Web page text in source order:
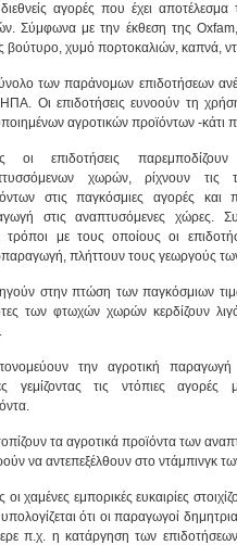
διεθνείς αγορές που έχει
Σύμφωνα με την έκθεση της Oxfam,
βούτυρο, χυμό πορτοκαλιών, καπνά,
των παράνομων επιδοτήσεων
ΗΠΑ. Οι επιδοτήσεις ευνοούν τη
αγροτικών προϊόντων -
οι επιδοτήσεις
χωρών, ρίχνουν τις
στις παγκόσμιες αγορές και
στις αναπτυσόμενες χώρες.
τρόποι με τους οποίους οι
πλήττουν τους γεωργούς
στην πτώση των παγκόσμιων
των φτωχών χωρών κερδίζουν
την αγροτική παραγωγή
γεμίζοντας τις ντόπιες αγορές
τα αγροτικά προϊόντα των
να αντεπεξέλθουν στο ντάμπινγκ
οι χαμένες εμπορικές ευκαιρίες
υπολογίζεται ότι οι παραγωγοί
π.χ. η κατάργηση των